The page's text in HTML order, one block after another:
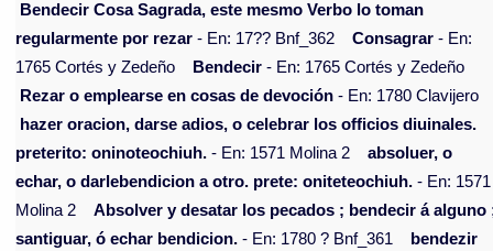
Bendecir Cosa Sagrada, este mesmo Verbo lo toman
regularmente por rezar - En: 17?? Bnf_362 Consagrar - En:
1765 Cortés y Zedeño
Bendecir - En: 1765 Cortés y Zedeño
Rezar o emplearse en cosas de devoción - En: 1780 Clavijero
hazer oracion, darse adios, o celebrar los officios diuinales.
preterito: oninoteochiuh. - En: 1571 Molina 2
absoluer, o
echar, o darlebendicion a otro. prete: oniteteochiuh. - En: 1571
Molina 2
Absolver y desatar los pecados ; bendecir á alguno
santiguar, ó echar bendicion. - En: 1780 ? Bnf_361
bendezir